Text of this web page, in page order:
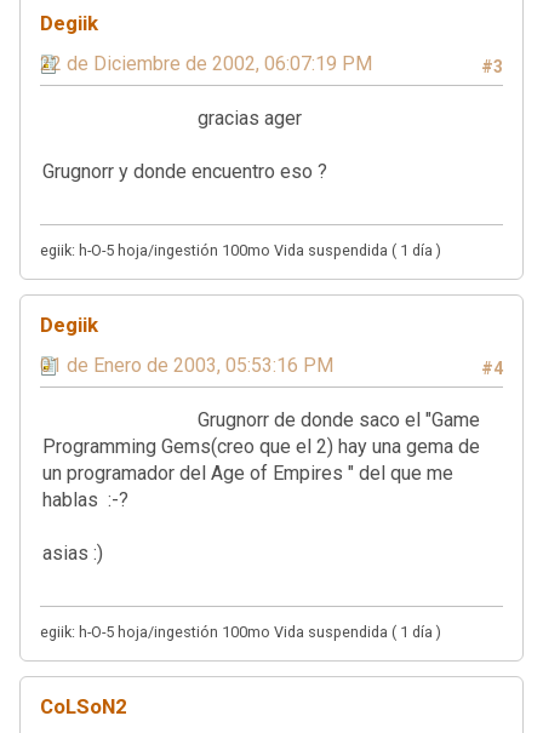
Degiik
#3
22 de Diciembre de 2002, 06:07:19 PM
gracias ager
Grugnorr y donde encuentro eso ?
egiik: h-O-5 hoja/ingestión 100mo Vida suspendida ( 1 día )
Degiik
#4
01 de Enero de 2003, 05:53:16 PM
Grugnorr de donde saco el "Game
Programming Gems(creo que el 2) hay una gema de
un programador del Age of Empires " del que me
hablas :-?
asias :)
egiik: h-O-5 hoja/ingestión 100mo Vida suspendida ( 1 día )
CoLSoN2